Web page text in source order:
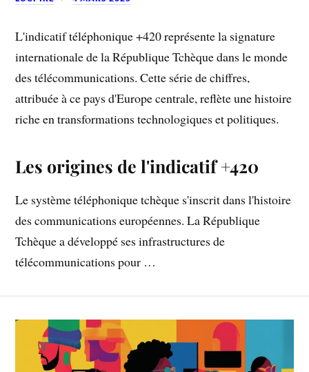
L'indicatif téléphonique +420 représente la signature
internationale de la République Tchèque dans le monde
des télécommunications. Cette série de chiffres,
attribuée à ce pays d'Europe centrale, reflète une histoire
riche en transformations technologiques et politiques.
Les origines de l'indicatif +420
Le système téléphonique tchèque s'inscrit dans l'histoire
des communications européennes. La République
Tchèque a développé ses infrastructures de
télécommunications pour …